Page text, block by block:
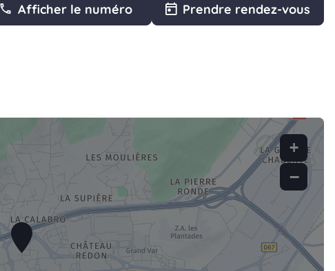
Afficher le numéro Prendre rendez-vous
+
−